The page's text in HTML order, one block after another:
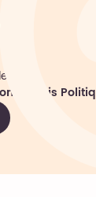
Partis